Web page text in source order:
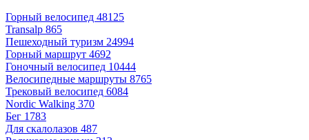
Горный велосипед 48125
Transalp 865
Пешеходный туризм 24994
Горный маршрут 4692
Гоночный велосипед 10444
Велосипедные маршруты 8765
Трековый велосипед 6084
Nordic Walking 370
Бег 1783
Для скалолазов 487